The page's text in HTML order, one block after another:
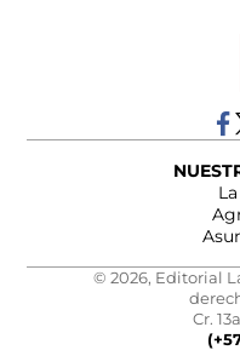
© 2026, Editorial
Cr.